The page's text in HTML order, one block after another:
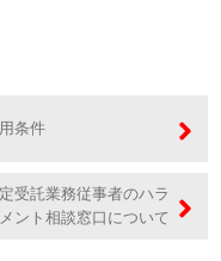
条件
受託業務従事者のハラ
ント相談窓口について